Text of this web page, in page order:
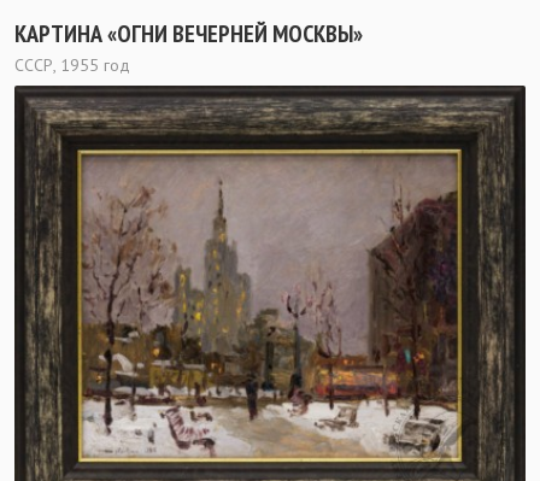
КАРТИНА «ОГНИ ВЕЧЕРНЕЙ МОСКВЫ»
СССР, 1955 год